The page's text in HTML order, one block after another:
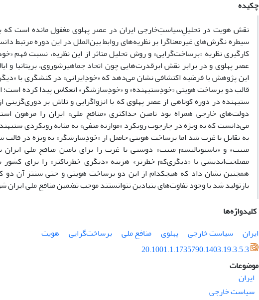
چکیده
نقش هویت در تحلیلِ‌سیاست‌ِخارجی ایران در عصر پهلوی مغفول مانده است که
سیطره نگرش‌های غیرمعناگرا بر نظریه‌های روابط بین‌الملل در این دوره مرتبط
کارگیری نظریه «برساخت‌گرایی» و روش تحلیل متاثر از این نظریه، نسبت فهم
عصر پهلوی و در برابر نقش ابرقدرت‌هایی چون اتحاد جماهیرشوروی، بریتانیا و
این پژوهش با فرضیه اکتشافی نشان می‌دهد که «خودِایرانی» در کنشگری با
قالب دو برساخت هویتی «خودِستیهنده» و «خودِسازشگر» انعکاس پیدا کرده است؛
ستیهنده در دوره کوتاهی از عصر پهلوی که با انزواگرایی و تلاش بر دوری‌گزینی
دولت‌های خارجی همراه بود تامین حداکثری «منافع ملی» ایران را مرهون
می‌دانست که به ویژه در چارچوب رویکرد «موازنه منفی» به مثابه رویکردی
به تقابل با غرب شد اما برساخت هویتی حاصل از «خودِسازشگر» به ویژه در قالب
مثبت» و «ناسیونالیسم مثبت» دوستی با غرب را برای تامین منافع ملی
مصلحت‌اندیشی با «دیگری‌کم خطرتر» هزینه «دیگری خطرناکتر» را برای
همچنین نشان داد که هیچکدام از این دو برساخت هویتی و حتی سنتز آن
بازتولید شد با وجود تفاوت‌های بنیادین نتوانستند موجب تضمین منافع ملی ایران
کلیدواژه‌ها
ایران
سیاست خارجی پهلوی منافع ملی برساخت‌گرایی
هویت‌
20.1001.1.1735790.1403.19.3.5.3
موضوعات
ایران
سیاست خارجی